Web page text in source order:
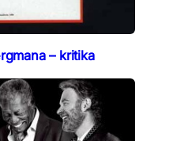
– kritika